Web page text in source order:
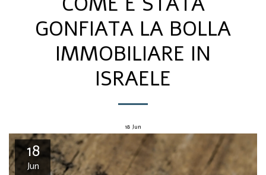
GONFIATA LA BOLLA
IMMOBILIARE IN
ISRAELE
18 Jun
18
Jun